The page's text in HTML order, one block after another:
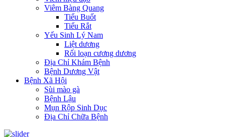
Viêm Bàng Quang
Tiểu Buốt
Tiểu Rắt
Yếu Sinh Lý Nam
Liệt dương
Rối loạn cương dương
Địa Chỉ Khám Bệnh
Bệnh Dương Vật
Bệnh Xã Hội
Sùi mào gà
Bệnh Lậu
Mụn Rộp Sinh Dục
Địa Chỉ Chữa Bệnh